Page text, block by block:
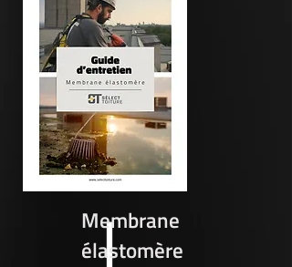
Membrane
élastomère